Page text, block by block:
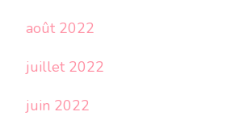
août 2022
juillet 2022
juin 2022